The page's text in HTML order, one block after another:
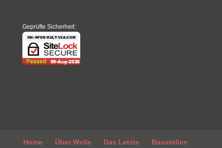
Geprüfte Sicherheit:
Home Über Welle Das Letzte
Baustellen